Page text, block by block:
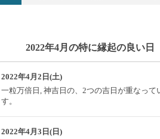
2022年4月の特に縁起の良い日
2022年4月2日(土)
一粒万倍日, 神吉日の、2つの吉日が重なって
す。
2022年4月3日(日)